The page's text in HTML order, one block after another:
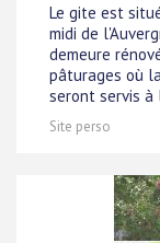
Le gite est
midi de
demeure
pâturages où
seront servis
Site perso